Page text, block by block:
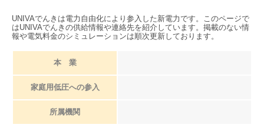
UNIVAでんきは電力自由化により参入した新電力です。このページで
はUNIVAでんきの供給情報や連絡先を紹介しています。掲載のない情
報や電気料金のシミュレーションは順次更新しております。
本 業
家庭用低圧への参入
所属機関